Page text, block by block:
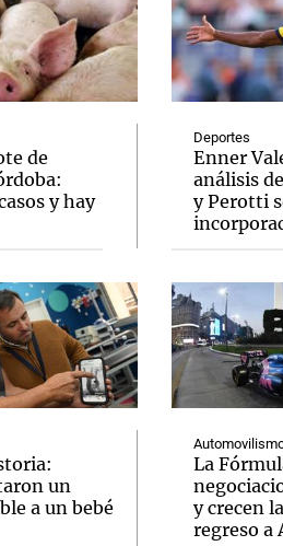
de
y hay
un
a un bebé
Deportes
Enner
análisis
y Perotti
La
y crecen
regreso a
El huracán de Arequito